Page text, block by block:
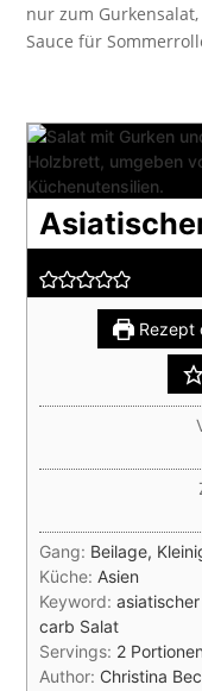
nur zum
Sauce für
Rezept
Gang: Beilage,
Küche: Asien
Keyword:
carb Salat
Servings: 2 Portionen
Author: Christina